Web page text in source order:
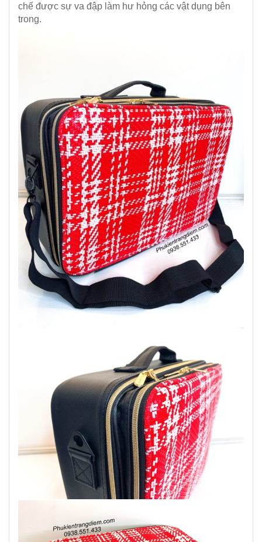
chế được sự va đập làm hư hỏng các vật dụng bên
trong.